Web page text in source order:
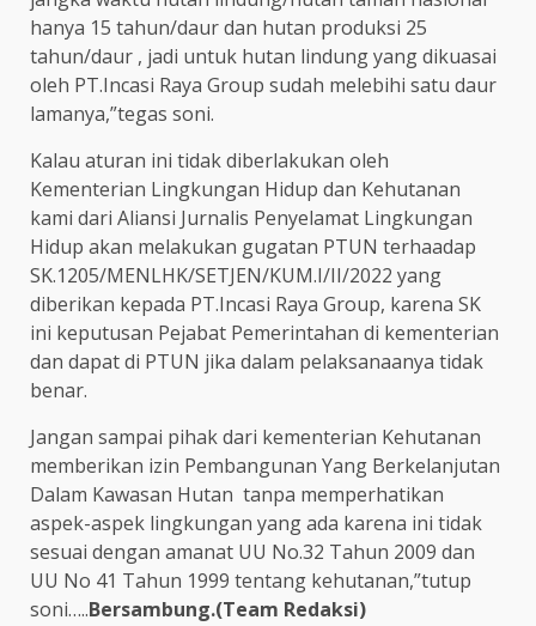
hanya 15 tahun/daur dan hutan produksi 25
tahun/daur , jadi untuk hutan lindung yang dikuasai
oleh PT.Incasi Raya Group sudah melebihi satu daur
lamanya,”tegas soni.
Kalau aturan ini tidak diberlakukan oleh
Kementerian Lingkungan Hidup dan Kehutanan
kami dari Aliansi Jurnalis Penyelamat Lingkungan
Hidup akan melakukan gugatan PTUN terhaadap
SK.1205/MENLHK/SETJEN/KUM.I/II/2022 yang
diberikan kepada PT.Incasi Raya Group, karena SK
ini keputusan Pejabat Pemerintahan di kementerian
dan dapat di PTUN jika dalam pelaksanaanya tidak
benar.
Jangan sampai pihak dari kementerian Kehutanan
memberikan izin Pembangunan Yang Berkelanjutan
Dalam Kawasan Hutan tanpa memperhatikan
aspek-aspek lingkungan yang ada karena ini tidak
sesuai dengan amanat UU No.32 Tahun 2009 dan
UU No 41 Tahun 1999 tentang kehutanan,”tutup
soni…..Bersambung.(Team Redaksi)